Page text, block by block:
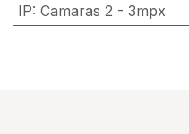
IP: Camaras 2 - 3mpx